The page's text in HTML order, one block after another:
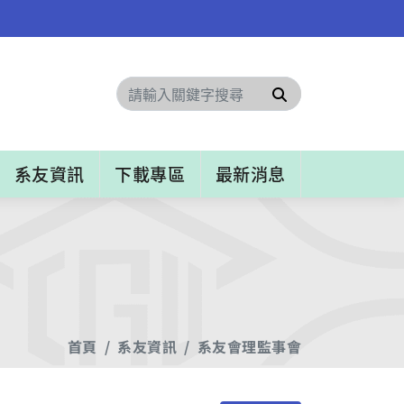
搜尋
系友資訊 下載專區 最新消息
首頁 系友資訊 系友會理監事會